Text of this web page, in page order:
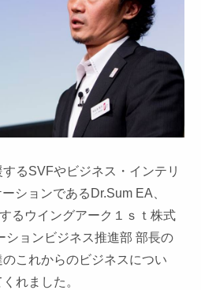
るSVFやビジネス・インテリ
ションであるDr.Sum EA、
るウイングアーク１ｓｔ株式
ョンビジネス推進部 部長の
これからのビジネスについ
れました。